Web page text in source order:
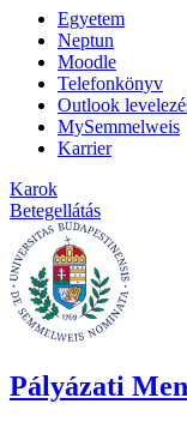
Egyetem
Neptun
Moodle
Telefonkönyv
Outlook
MySemmelweis
Karrier
Karok
Betegellátás
Pályázati